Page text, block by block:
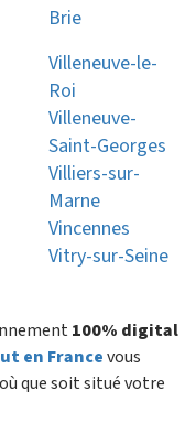
Brie
Villeneuve-le-
Roi
Villeneuve-
Saint-Georges
Villiers-sur-
Marne
Vincennes
Vitry-sur-Seine
100% digital
en Francevous
où que soit situé votre